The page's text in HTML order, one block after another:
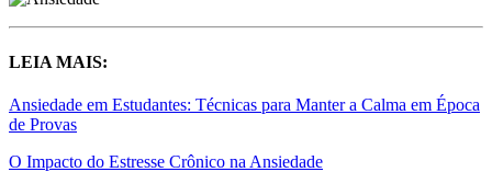
LEIA MAIS:
Ansiedade em Estudantes: Técnicas para Manter a Calma em Época
de Provas
O Impacto do Estresse Crônico na Ansiedade